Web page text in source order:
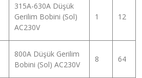
315A-630A Düşük
Gerilim Bobini (Sol)
AC230V
1 12
800A Düşük Gerilim
Bobini (Sol) AC230V
8 64